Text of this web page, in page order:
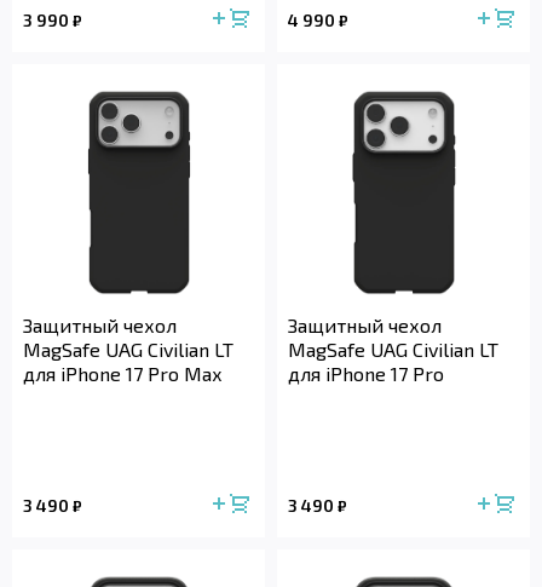
3 990 ₽ 4 990 ₽
Защитный чехол
MagSafe UAG Civilian LT
для iPhone 17 Pro Max
3 490 ₽
Защитный чехол
MagSafe UAG Civilian LT
для iPhone 17 Pro
3 490 ₽